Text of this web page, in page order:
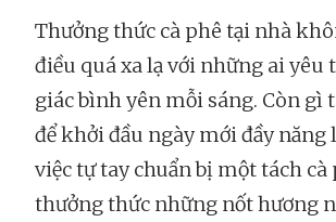
Thưởng thức cà phê tại nhà
điều quá xa lạ với những ai yêu
giác bình yên mỗi sáng. Còn gì
để khởi đầu ngày mới đầy năng
việc tự tay chuẩn bị một tách cà
thưởng thức những nốt hương